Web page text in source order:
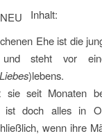
Inhalt:
Ehe ist die
steht vor
)lebens.
sie seit Monaten
ist doch alles in
wenn ihre